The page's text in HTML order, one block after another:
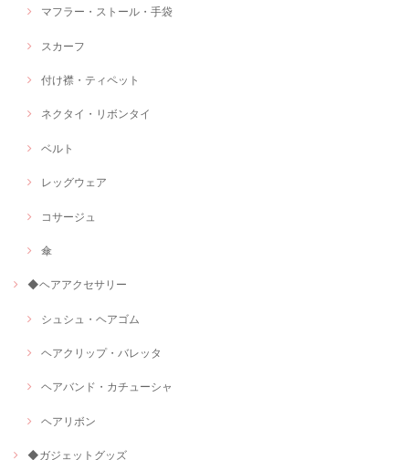
マフラー・ストール・手袋
スカーフ
付け襟・ティペット
ネクタイ・リボンタイ
ベルト
レッグウェア
コサージュ
傘
◆ヘアアクセサリー
シュシュ・ヘアゴム
ヘアクリップ・バレッタ
ヘアバンド・カチューシャ
ヘアリボン
◆ガジェットグッズ